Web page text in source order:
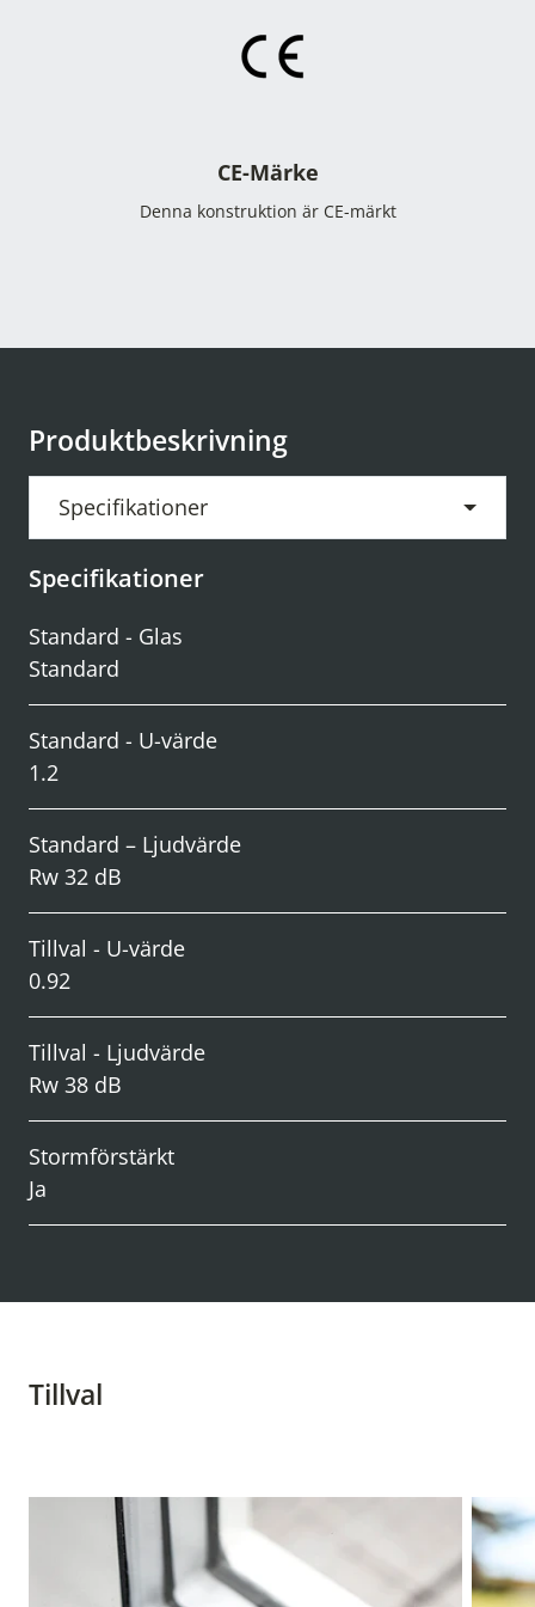
CE-Märke
Denna konstruktion är CE-märkt
Produktbeskrivning
Specifikationer
Specifikationer
Standard - Glas
Standard
Standard - U-värde
1.2
Standard – Ljudvärde
Rw 32 dB
Tillval - U-värde
0.92
Tillval - Ljudvärde
Rw 38 dB
Stormförstärkt
Ja
Tillval